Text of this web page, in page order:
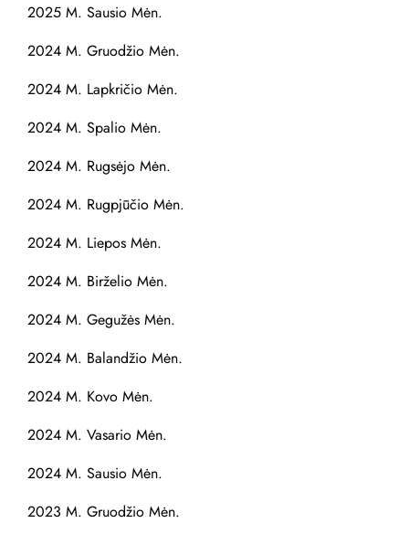
2025 M. Sausio Mėn.
2024 M. Gruodžio Mėn.
2024 M. Lapkričio Mėn.
2024 M. Spalio Mėn.
2024 M. Rugsėjo Mėn.
2024 M. Rugpjūčio Mėn.
2024 M. Liepos Mėn.
2024 M. Birželio Mėn.
2024 M. Gegužės Mėn.
2024 M. Balandžio Mėn.
2024 M. Kovo Mėn.
2024 M. Vasario Mėn.
2024 M. Sausio Mėn.
2023 M. Gruodžio Mėn.